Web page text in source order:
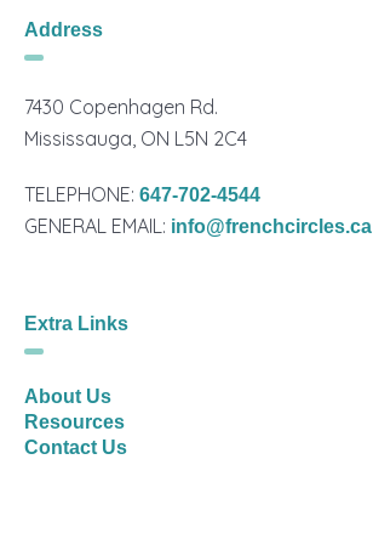
Address
7430 Copenhagen Rd.
Mississauga, ON L5N 2C4
TELEPHONE:647-702-4544
GENERAL EMAIL: info@frenchcircles.ca
Extra Links
About Us
Resources
Contact Us